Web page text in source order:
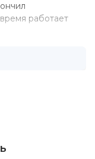
работает